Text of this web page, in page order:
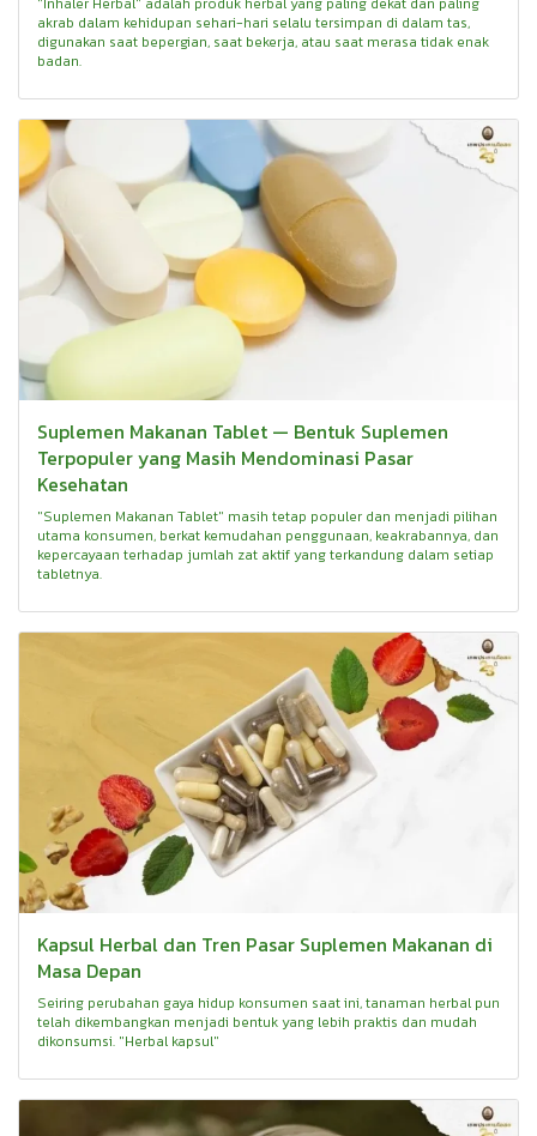
akrab dalam kehidupan sehari-hari selalu tersimpan di dalam tas,
digunakan saat bepergian, saat bekerja, atau saat merasa tidak enak
badan.
Suplemen Makanan Tablet — Bentuk Suplemen
Terpopuler yang Masih Mendominasi Pasar
Kesehatan
"Suplemen Makanan Tablet" masih tetap populer dan menjadi pilihan
utama konsumen, berkat kemudahan penggunaan, keakrabannya, dan
kepercayaan terhadap jumlah zat aktif yang terkandung dalam setiap
tabletnya.
Kapsul Herbal dan Tren Pasar Suplemen Makanan di
Masa Depan
Seiring perubahan gaya hidup konsumen saat ini, tanaman herbal pun
telah dikembangkan menjadi bentuk yang lebih praktis dan mudah
dikonsumsi. "Herbal kapsul"